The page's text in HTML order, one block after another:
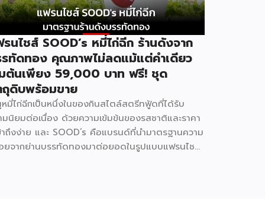
นไชส์ SOOD’s หมี่ไก่ฉีก ร้านดังจาก
ทัดทอง คุณภาพไม่ลดแม้แต่คำเดียว
ต้นเพียง 59,000 บาท ฟรี! ชุด
ดิบพร้อมขาย
หมี่ไก่ฉีกเป็นหนึ่งในของกินสไตล์สตรีทฟู้ดที่ได้รับ
มนิยมต่อเนื่อง ด้วยความเข้มข้นของรสชาติและราคา
าถึงง่าย และ SOOD’s คือแบรนด์ที่นำมาตรฐานความ
ยจากย่านบรรทัดทองมาต่อยอดในรูปแบบแฟรนไชส์